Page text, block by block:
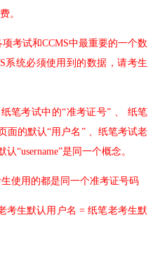
。
考试和CCMS中最重要的一个数
系统必须使用到的数据，请考生
笔考试中的“准考证号” 、 纸笔
面的默认“用户名” 、纸笔考试老
“username”是同一个概念。
使用的都是同一个准考证号码
生默认用户名 = 纸笔老考生默